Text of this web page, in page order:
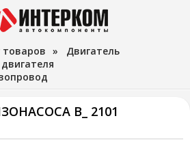
товаров » Двигатель
В_ 2101